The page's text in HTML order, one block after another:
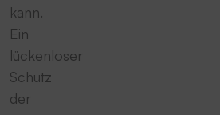
kann.
Ein
lückenloser
Schutz
der